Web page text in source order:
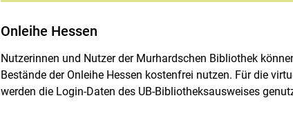
Onleihe Hessen
Nutzerinnen und Nutzer der Murhardschen Bibliothek
Bestände der Onleihe Hessen kostenfrei nutzen. Für die
werden die Login-Daten des UB-Bibliotheksausweises